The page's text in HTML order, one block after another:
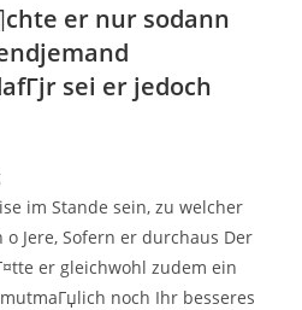
er nur sodann
sei er jedoch
im Stande sein, zu welcher
o Jere, Sofern er durchaus Der
er gleichwohl zudem ein
noch Ihr besseres